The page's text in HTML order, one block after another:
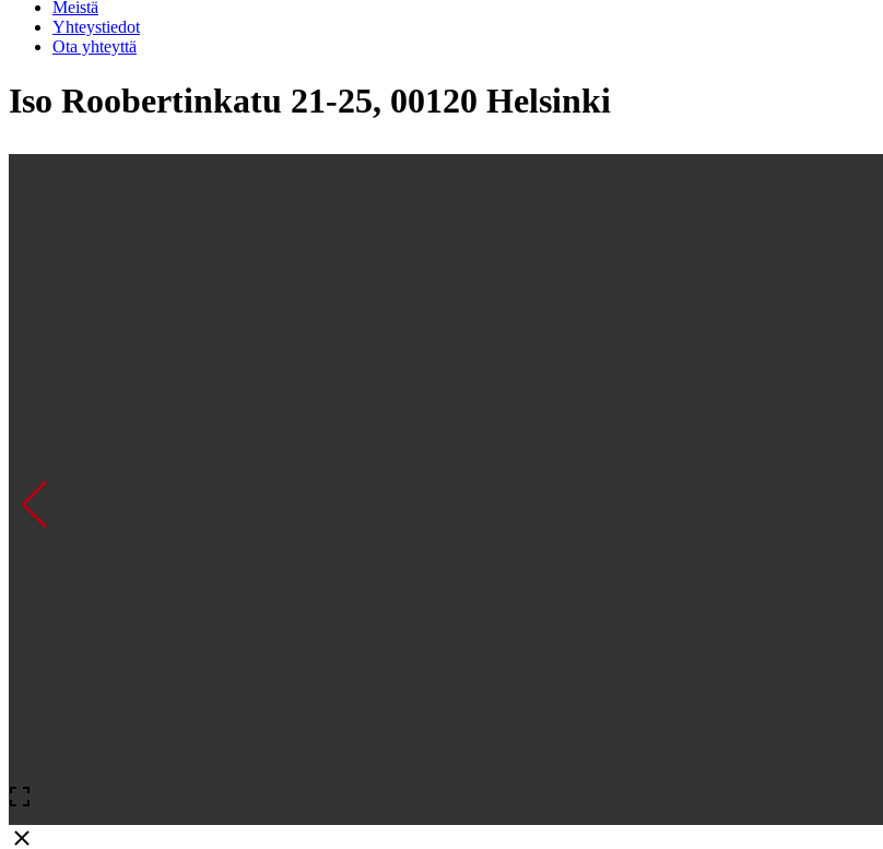
Meistä
Yhteystiedot
Ota yhteyttä
Iso Roobertinkatu 21-25, 00120 Helsinki